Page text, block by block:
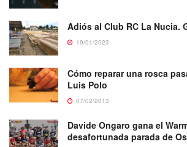
Adiós al Club RC La Nucia.
19/01/2023
Cómo reparar una rosca
Luis Polo
07/02/2013
Davide Ongaro gana el
desafortunada parada de